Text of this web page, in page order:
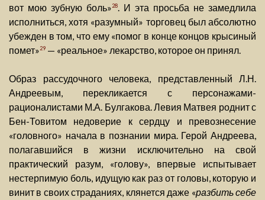
вот мою зубную боль»28. И эта просьба не замедлила
исполниться, хотя «разумный» торговец был абсолютно
убежден в том, что ему «помог в конце концов крысиный
помет»29 — «реальное» лекарство, которое он принял.
Образ рассудочного человека, представленный Л.Н.
Андреевым, перекликается с персонажами-
рационалистами М.А. Булгакова. Левия Матвея роднит с
Бен-Товитом недоверие к сердцу и превознесение
«головного» начала в познании мира. Герой Андреева,
полагавшийся в жизни исключительно на свой
практический разум, «голову», впервые испытывает
нестерпимую боль, идущую как раз от головы, которую и
винит в своих страданиях, клянется даже «разбить себе